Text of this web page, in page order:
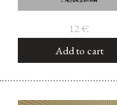
12€
Add to cart